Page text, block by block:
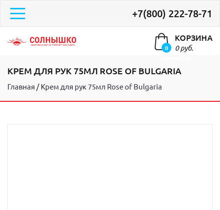
+7(800) 222-78-71
0
КОРЗИНА
0 руб.
КРЕМ ДЛЯ РУК 75МЛ ROSE OF BULGARIA
Главная Крем для рук 75мл Rose of Bulgaria